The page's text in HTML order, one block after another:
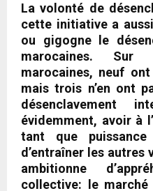
La volonté de
cette initiative a
ou gigogne le
marocaines.
marocaines, neuf
mais trois n’en ont
désenclavement
évidemment, avoir à
tant que
d’entraîner les autres
ambitionne
collective: le marché